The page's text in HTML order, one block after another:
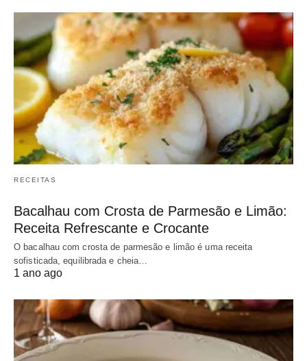
RECEITAS
Bacalhau com Crosta de Parmesão e Limão:
Receita Refrescante e Crocante
O bacalhau com crosta de parmesão e limão é uma receita
sofisticada, equilibrada e cheia…
1 ano ago